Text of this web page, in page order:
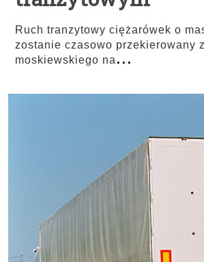
Ruch tranzytowy ciężarówek o
zostanie czasowo przekierowany
moskiewskiego na...